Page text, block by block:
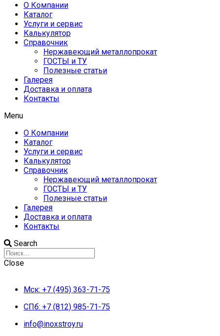
О Компании
Каталог
Услуги и сервис
Калькулятор
Справочник
Нержавеющий металлопрокат
ГОСТЫ и ТУ
Полезные статьи
Галерея
Доставка и оплата
Контакты
Menu
О Компании
Каталог
Услуги и сервис
Калькулятор
Справочник
Нержавеющий металлопрокат
ГОСТЫ и ТУ
Полезные статьи
Галерея
Доставка и оплата
Контакты
Search
Close
Мск: +7 (495) 363-71-75
СПб: +7 (812) 985-71-75
info@inoxstroy.ru